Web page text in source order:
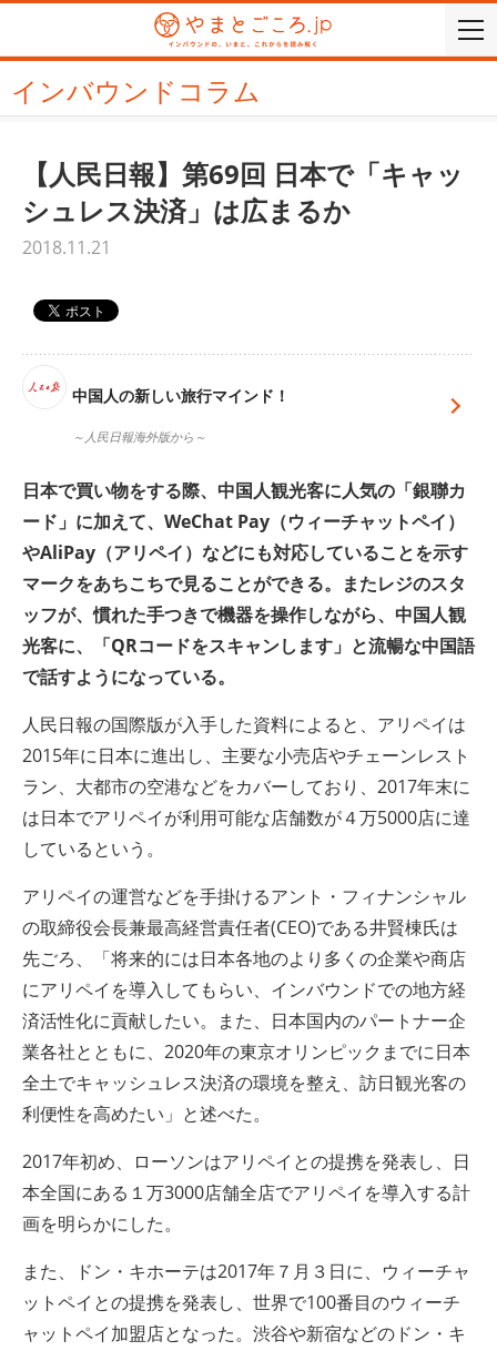
インバウンドコラム
【人民日報】第69回 日本で「キャッ
シュレス決済」は広まるか
2018.11.21
中国人の新しい旅行マインド！
～人民日報海外版から～
日本で買い物をする際、中国人観光客に人気の「銀聯カ
ード」に加えて、 WeChat Pay（ウィーチャットペイ）
やAliPay（アリペイ） などにも対応していることを示す
マークをあちこちで見ることができる。またレジのスタ
ッフが、慣れた手つきで機器を操作しながら、中国人観
光客に、「QRコードをスキャンします」と流暢な中国語
で話すようになっている。
人民日報の国際版が入手した資料によると、アリペイは
2015年に日本に進出し、主要な小売店やチェーンレスト
ラン、大都市の空港などをカバーしており、2017年末に
は日本でアリペイが利用可能な店舗数が４万5000店に達
しているという。
アリペイの運営などを手掛けるアント・フィナンシャル
の取締役会長兼最高経営責任者(CEO)である井賢棟氏は
先ごろ、「将来的には日本各地のより多くの企業や商店
にアリペイを導入してもらい、インバウンドでの地方経
済活性化に貢献したい。また、日本国内のパートナー企
業各社とともに、2020年の東京オリンピックまでに日本
全土でキャッシュレス決済の環境を整え、訪日観光客の
利便性を高めたい」と述べた。
2017年初め、ローソンはアリペイとの提携を発表し、日
本全国にある１万3000店舗全店でアリペイを導入する計
画を明らかにした。
また、ドン・キホーテは2017年７月３日に、ウィーチャ
ットペイとの提携を発表し、世界で100番目のウィーチ
ャットペイ加盟店となった。渋谷や新宿などのドン・キ